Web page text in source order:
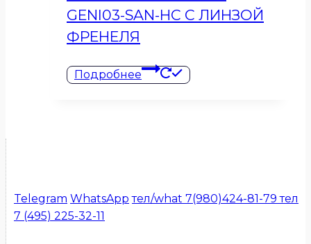
GENI03-SAN-HC С ЛИНЗОЙ
ФРЕНЕЛЯ
Подробнее
Telegram WhatsApp тел/what 7(980)424-81-79тел
7 (495) 225-32-11